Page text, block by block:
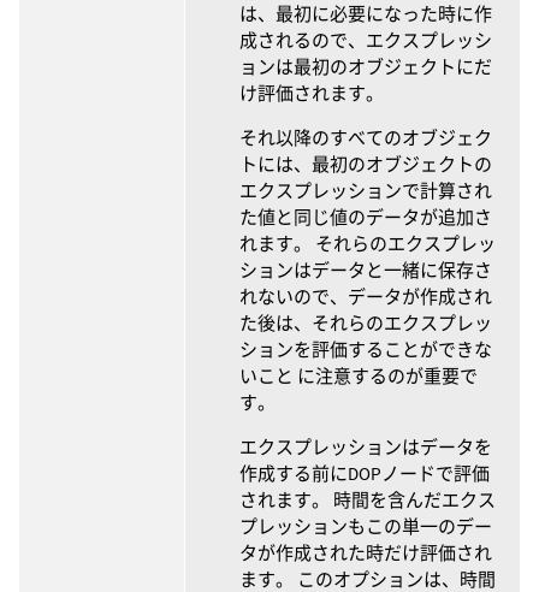
は、最初に必要になった時に作
成されるので、エクスプレッシ
ョンは最初のオブジェクトにだ
け評価されます。
それ以降のすべてのオブジェク
トには、最初のオブジェクトの
エクスプレッションで計算され
た値と同じ値のデータが追加さ
れます。 それらのエクスプレッ
ションはデータと一緒に保存さ
れないので、データが作成され
た後は、それらのエクスプレッ
ションを評価することができな
いこと に注意するのが重要で
す。
エクスプレッションはデータを
作成する前にDOPノードで評価
されます。 時間を含んだエクス
プレッションもこの単一のデー
タが作成された時だけ評価され
ます。 このオプションは、時間